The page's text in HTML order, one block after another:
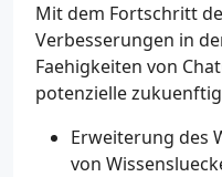
Mit dem Fortschritt
Verbesserungen in
Faehigkeiten von
potenzielle
Erweiterung des
von